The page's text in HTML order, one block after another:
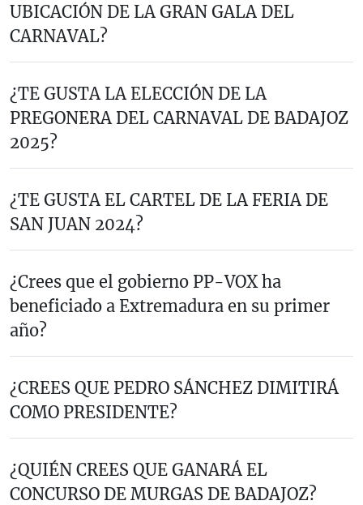
UBICACIÓN DE LA GRAN GALA DEL
CARNAVAL?
¿TE GUSTA LA ELECCIÓN DE LA
PREGONERA DEL CARNAVAL DE BADAJOZ
2025?
¿TE GUSTA EL CARTEL DE LA FERIA DE
SAN JUAN 2024?
¿Crees que el gobierno PP-VOX ha
beneficiado a Extremadura en su primer
año?
¿CREES QUE PEDRO SÁNCHEZ DIMITIRÁ
COMO PRESIDENTE?
¿QUIÉN CREES QUE GANARÁ EL
CONCURSO DE MURGAS DE BADAJOZ?